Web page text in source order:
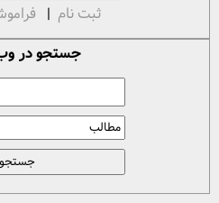
ثبت نام |
جستجو در